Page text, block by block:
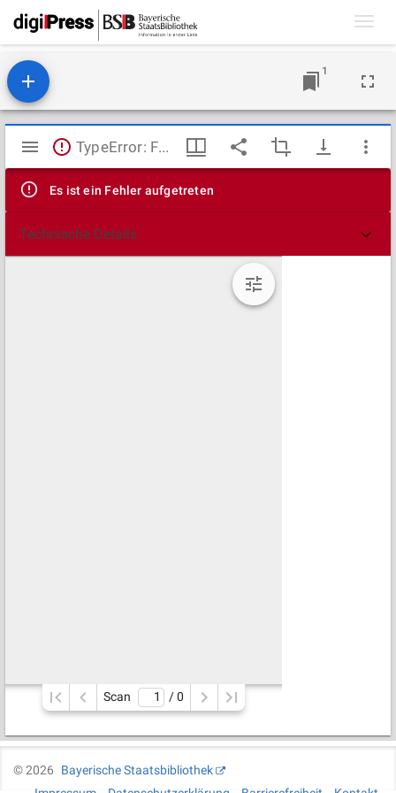
1
Mirador
Viewer
TypeError: Failed to fetch
Es ist ein Fehler aufgetreten
Technische Details
Scan / 0
©2026
Bayerische Staatsbibliothek